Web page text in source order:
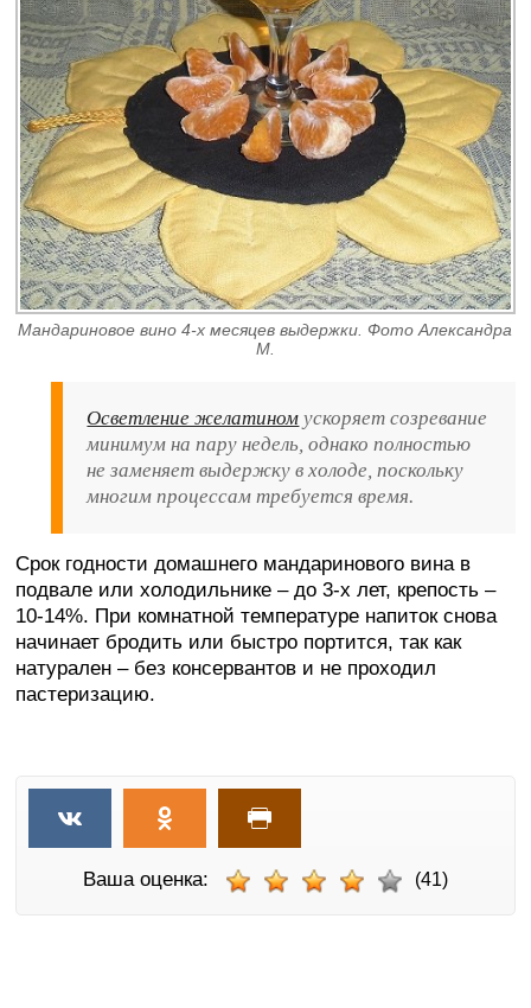
Мандариновое вино 4-х месяцев выдержки. Фото Александра
М.
Осветление желатином ускоряет созревание
минимум на пару недель, однако полностью
не заменяет выдержку в холоде, поскольку
многим процессам требуется время.
Срок годности домашнего мандаринового вина в
подвале или холодильнике – до 3-х лет, крепость –
10-14%. При комнатной температуре напиток снова
начинает бродить или быстро портится, так как
натурален – без консервантов и не проходил
пастеризацию.
Ваша оценка: (41)